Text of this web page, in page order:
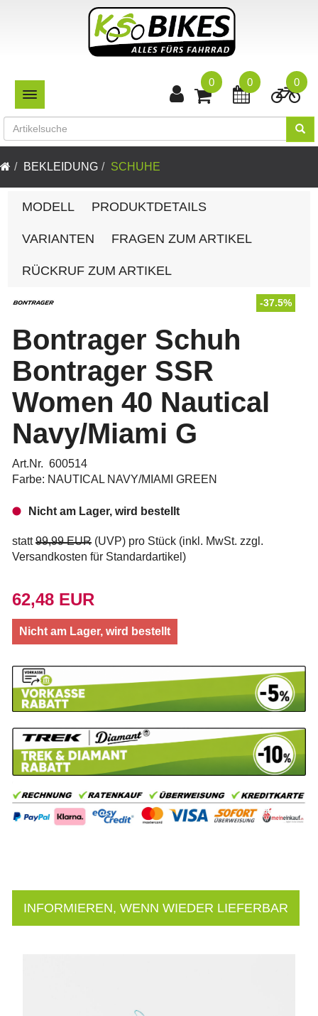
TOGGLE NAVIGATION
0
0
0
BEKLEIDUNG SCHUHE
MODELL PRODUKTDETAILS
VARIANTEN FRAGEN ZUM ARTIKEL
RÜCKRUF ZUM ARTIKEL
-37.5%
Bontrager Schuh
Bontrager SSR
Women 40 Nautical
Navy/Miami G
Art.Nr. 600514
Farbe: NAUTICAL NAVY/MIAMI GREEN
Nicht am Lager, wird bestellt
statt99,99 EUR (UVP) pro Stück (inkl. MwSt. zzgl.
Versandkosten für Standardartikel )
62,48 EUR
Nicht am Lager, wird bestellt
INFORMIEREN, WENN WIEDER LIEFERBAR